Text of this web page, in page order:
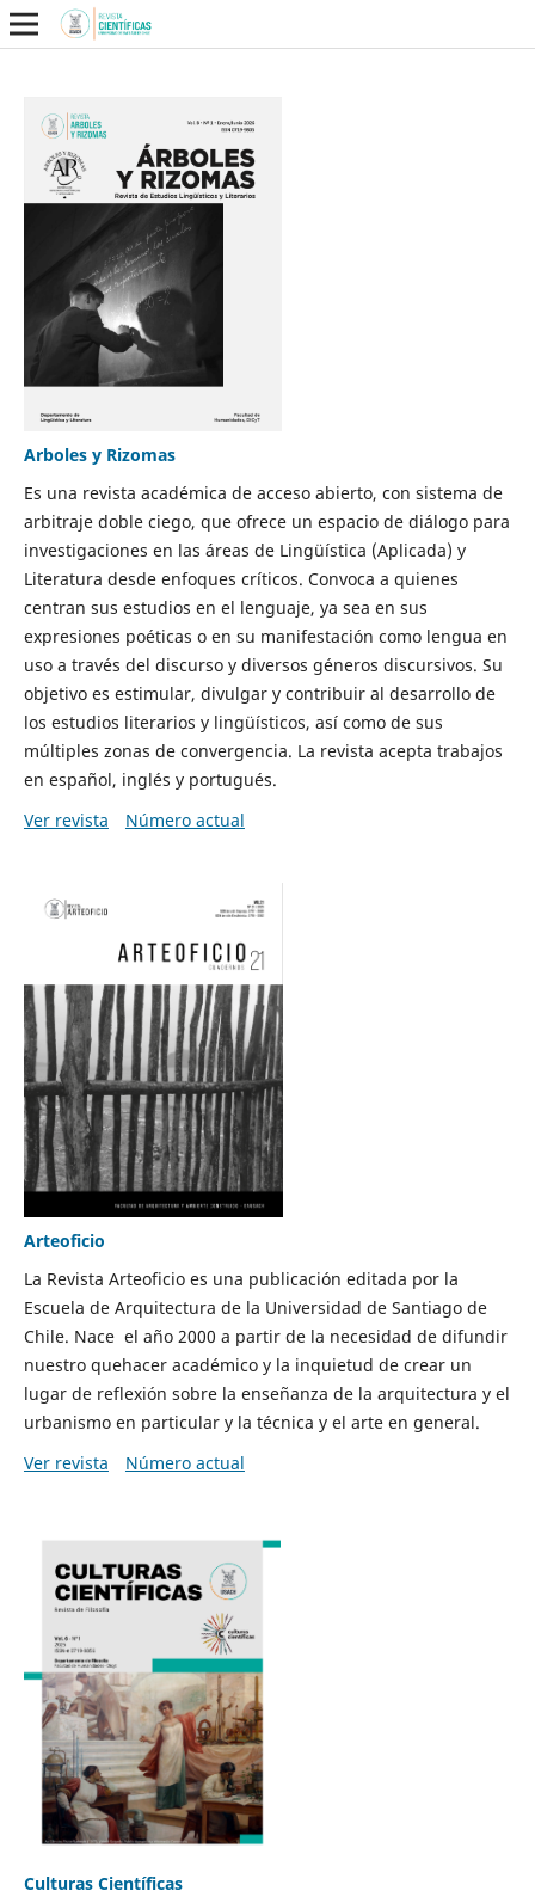
Arboles y Rizomas
Es una revista académica de acceso abierto, con sistema de
arbitraje doble ciego, que ofrece un espacio de diálogo para
investigaciones en las áreas de Lingüística (Aplicada) y
Literatura desde enfoques críticos. Convoca a quienes
centran sus estudios en el lenguaje, ya sea en sus
expresiones poéticas o en su manifestación como lengua en
uso a través del discurso y diversos géneros discursivos. Su
objetivo es estimular, divulgar y contribuir al desarrollo de
los estudios literarios y lingüísticos, así como de sus
múltiples zonas de convergencia. La revista acepta trabajos
en español, inglés y portugués.
Ver revista
Número actual
Arteoficio
La Revista Arteoficio es una publicación editada por la
Escuela de Arquitectura de la Universidad de Santiago de
Chile. Nace el año 2000 a partir de la necesidad de difundir
nuestro quehacer académico y la inquietud de crear un
lugar de reflexión sobre la enseñanza de la arquitectura y el
urbanismo en particular y la técnica y el arte en general.
Ver revista
Número actual
Culturas Científicas